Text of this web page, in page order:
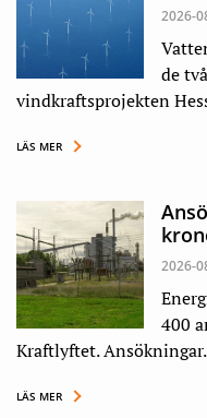
2026-
de
vindkraftsprojekten
LÄS MER
2026-
400
Kraftlyftet.
LÄS MER